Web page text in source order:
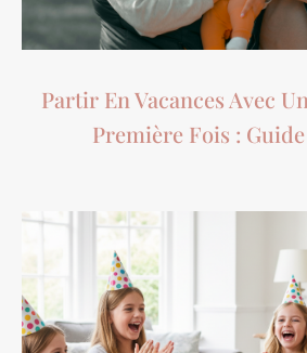
Partir En Vacances Avec
Première Fois :